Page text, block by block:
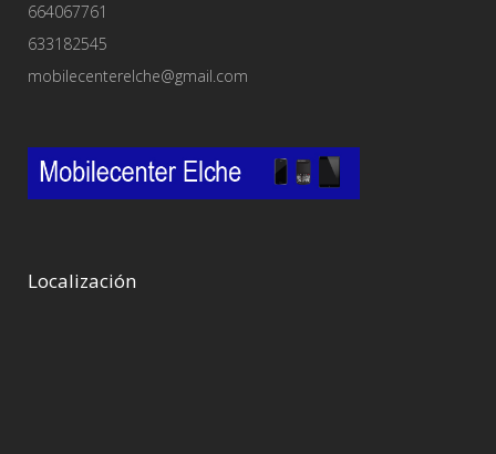
664067761
633182545
mobilecenterelche@gmail.com
Localización